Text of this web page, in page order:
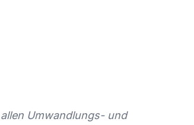
Umwandlungs- und